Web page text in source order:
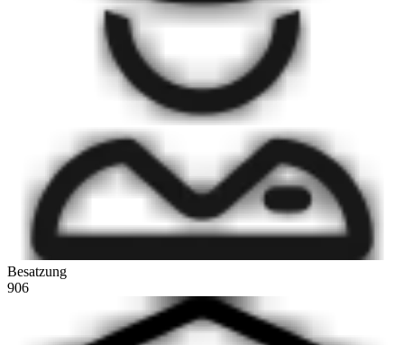
Besatzung
906